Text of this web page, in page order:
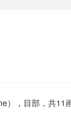
），目部，共11